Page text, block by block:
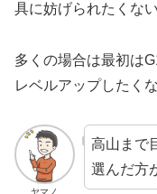
具に妨げられたくな
多くの場合は最初は
レベルアップしたく
ヤマノ
高山まで
選んだ方